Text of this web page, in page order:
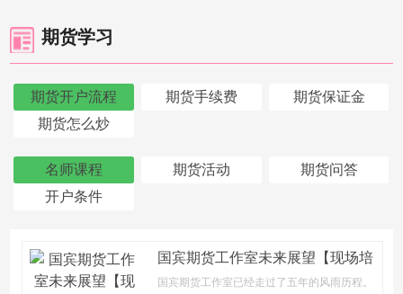
期货学习
期货开户流程 期货手续费
期货保证金
期货怎么炒
名师课程 期货活动
期货问答
开户条件
国宾期货工作室未来展望【现场培
国宾期货工作室已经走过了五年的风雨历程。